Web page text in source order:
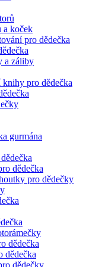
a koček
pro dědečka
a záliby
pro dědečka
gurmána
dědečka
pro dědečky
dědečka
dědečka
dědečky